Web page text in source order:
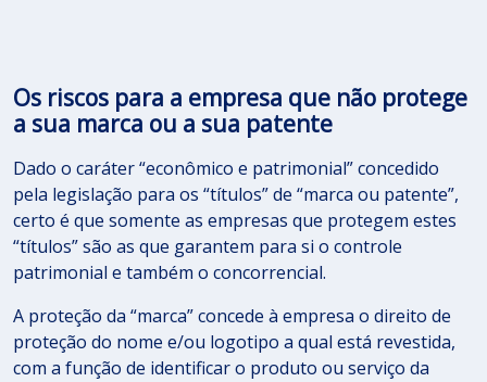
Os riscos para a empresa que não protege
a sua marca ou a sua patente
Dado o caráter “econômico e patrimonial” concedido
pela legislação para os “títulos” de “marca ou patente”,
certo é que somente as empresas que protegem estes
“títulos” são as que garantem para si o controle
patrimonial e também o concorrencial.
A proteção da “marca” concede à empresa o direito de
proteção do nome e/ou logotipo a qual está revestida,
com a função de identificar o produto ou serviço da